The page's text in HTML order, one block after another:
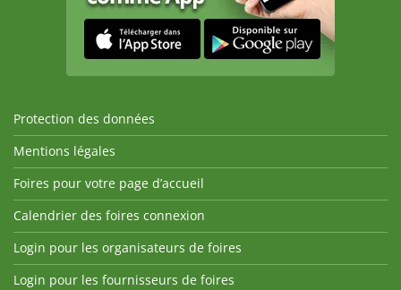
Protection des données
Mentions légales
Foires pour votre page d’accueil
Calendrier des foires connexion
Login pour les organisateurs de foires
Login pour les fournisseurs de foires